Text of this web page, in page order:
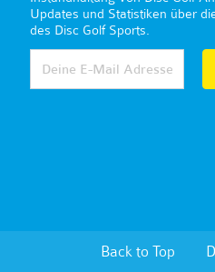
Updates und Statistiken über
des Disc Golf Sports.
Back to Top